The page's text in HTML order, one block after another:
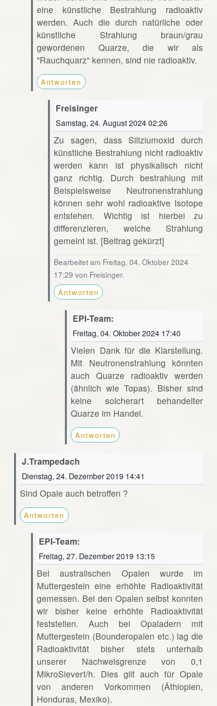
eine künstliche Bestrahlung radioaktiv
werden. Auch die durch natürliche oder
künstliche Strahlung braun/grau
gewordenen Quarze, die wir als
"Rauchquarz" kennen, sind nie radioaktiv.
Antworten
Freisinger
Samstag, 24. August 2024 02:26
Zu sagen, dass Siliziumoxid durch
künstliche Bestrahlung nicht radioaktiv
werden kann ist physikalisch nicht
ganz richtig. Durch bestrahlung mit
Beispielsweise Neutronenstrahlung
können sehr wohl radioaktive Isotope
entstehen. Wichtig ist hierbei zu
differenzieren, welche Strahlung
gemeint ist. [Beitrag gekürzt]
Bearbeitet am Freitag, 04. Oktober 2024
17:29 von Freisinger.
Antworten
EPI-Team:
Freitag, 04. Oktober 2024 17:40
Vielen Dank für die Klarstellung.
Mit Neutronenstrahlung könnten
auch Quarze radioaktiv werden
(ähnlich wie Topas). Bisher sind
keine solcherart behandelter
Quarze im Handel.
Antworten
J.Trampedach
Dienstag, 24. Dezember 2019 14:41
Sind Opale auch betroffen ?
Antworten
EPI-Team:
Freitag, 27. Dezember 2019 13:15
Bei australischen Opalen wurde im
Muttergestein eine erhöhte Radioaktivität
gemessen. Bei den Opalen selbst konnten
wir bisher keine erhöhte Radioaktivität
feststellen. Auch bei Opaladern mit
Muttergestein (Bounderopalen etc.) lag die
Radioaktivität bisher stets unterhalb
unserer Nachweisgrenze von 0,1
MikroSievert/h. Dies gilt auch für Opale
von anderen Vorkommen (Äthiopien,
Honduras, Mexiko).